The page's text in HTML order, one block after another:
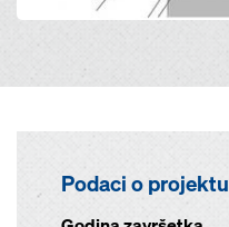
Podaci o projektu